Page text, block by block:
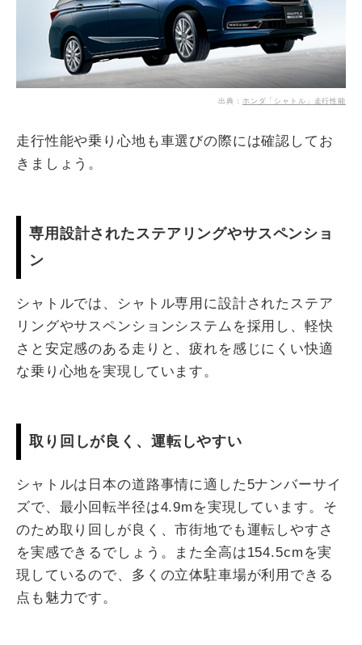
出典： ホンダ「シャトル」走行性能
走行性能や乗り心地も車選びの際には確認してお
きましょう。
専用設計されたステアリングやサスペンショ
ン
シャトルでは、シャトル専用に設計されたステア
リングやサスペンションシステムを採用し、軽快
さと安定感のある走りと、疲れを感じにくい快適
な乗り心地を実現しています。
取り回しが良く、運転しやすい
シャトルは日本の道路事情に適した5ナンバーサイ
ズで、最小回転半径は4.9mを実現しています。そ
のため取り回しが良く、市街地でも運転しやすさ
を実感できるでしょう。また全高は154.5cmを実
現しているので、多くの立体駐車場が利用できる
点も魅力です。